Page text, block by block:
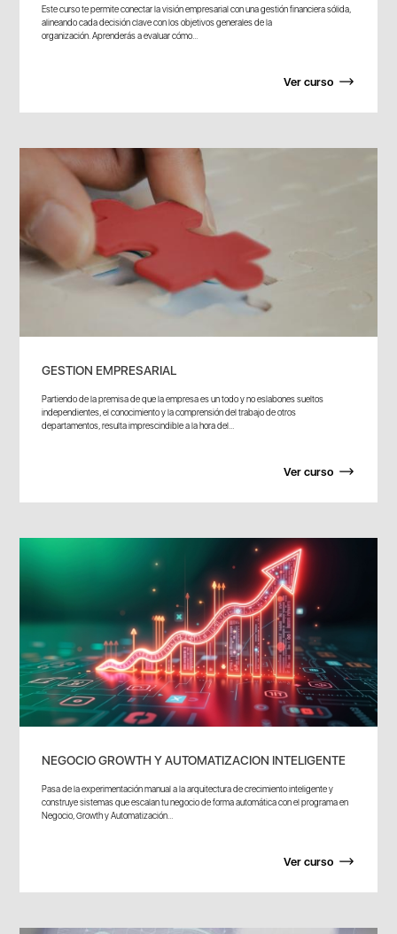
Este curso te permite conectar la visión empresarial con una gestión financiera sólida,
alineando cada decisión clave con los objetivos generales de la
organización. Aprenderás a evaluar cómo...
Ver curso
GESTION EMPRESARIAL
Partiendo de la premisa de que la empresa es un todo y no eslabones sueltos
independientes, el conocimiento y la comprensión del trabajo de otros
departamentos, resulta imprescindible a la hora del...
Ver curso
NEGOCIO GROWTH Y AUTOMATIZACION INTELIGENTE
Pasa de la experimentación manual a la arquitectura de crecimiento inteligente y
construye sistemas que escalan tu negocio de forma automática con el programa en
Negocio, Growth y Automatización...
Ver curso